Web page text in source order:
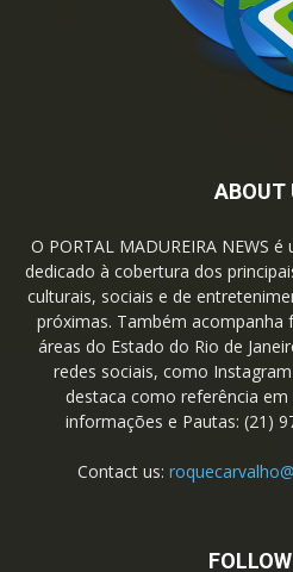
ABOUT
O PORTAL MADUREIRA NEWS
dedicado à cobertura dos
culturais, sociais e de
próximas. Também
áreas do Estado do Rio de
redes sociais, como
destaca como referência
informações e Pautas: (21)
Contact us: